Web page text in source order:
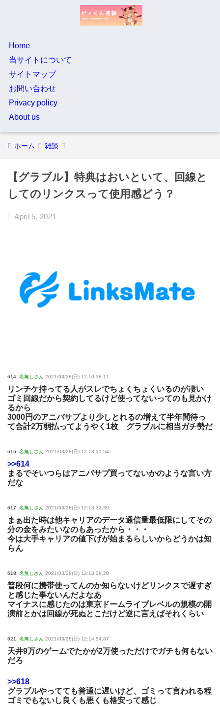
Home
当サイトについて
サイトマップ
お問い合わせ
Privacy policy
About us
ホーム 雑談
【グラブル】特典はおいといて、回線と
してのリンクスって使用感どう？
April 5, 2021
614: 名無しさん 2021/03/28(日) 12:10:38.11
リンチケ持ってる人がスレでちょくちょくいるのが凄い
ゴミ回線だから契約してるけど使ってないってのも見かけ
るから
3000円のアニバサプより少しとれるの増えて半年間待っ
て合計2万弱払ってようやく1枚 グラブルに相当ガチ勢だ
616: 名無しさん 2021/03/28(日) 12:13:31.54
>>614
まるでそいつらはアニバサプ買ってないかのような言い方
だな
617: 名無しさん 2021/03/28(日) 12:13:32.39
まぁ出た時は他キャリアのデータ通信量最低限にしてその
分の金をみたいなのもあったから・・・
今は大手キャリアの値下げが始まるらしいからどうかは知
らん
618: 名無しさん 2021/03/28(日) 12:13:38.20
普段何に携帯使ってんのか知らないけどリンクスで遅すぎ
と感じた事ないんだよなあ
マイナスに感じたのは東京ドームライブレベルの規模の開
演前とかは回線が死ぬとこだけど逆に言えばそれくらい
621: 名無しさん 2021/03/28(日) 12:14:54.87
天井9万のゲームでたかが2万使っただけでガチも何もない
だろ
>>618
グラブルやってても普通に遅いけど、ゴミって言われる程
ゴミでもないし良くも悪くも格安って感じ